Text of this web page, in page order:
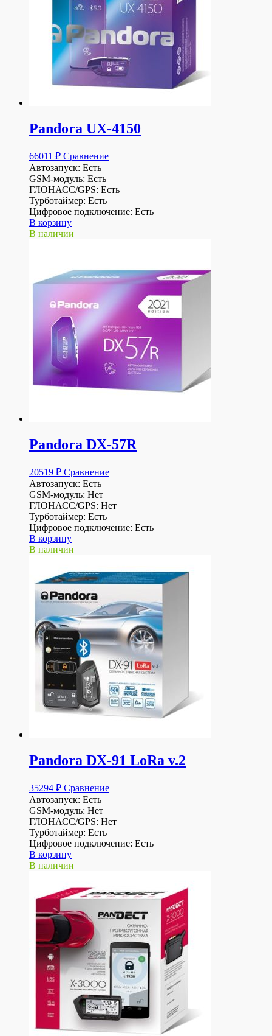
Pandora UX-4150
66011 ₽ Сравнение
Автозапуск: Есть
GSM-модуль: Есть
ГЛОНАСС/GPS: Есть
Турботаймер: Есть
Цифровое подключение: Есть
В корзину
В наличии
Pandora DX-57R
20519 ₽ Сравнение
Автозапуск: Есть
GSM-модуль: Нет
ГЛОНАСС/GPS: Нет
Турботаймер: Есть
Цифровое подключение: Есть
В корзину
В наличии
Pandora DX-91 LoRa v.2
35294 ₽ Сравнение
Автозапуск: Есть
GSM-модуль: Нет
ГЛОНАСС/GPS: Нет
Турботаймер: Есть
Цифровое подключение: Есть
В корзину
В наличии